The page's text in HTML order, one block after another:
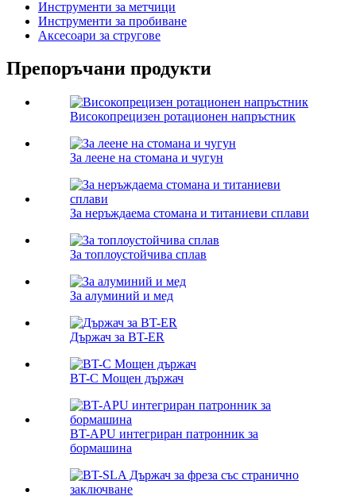
Инструменти за метчици
Инструменти за пробиване
Аксесоари за стругове
Препоръчани продукти
Високопрецизен ротационен напръстник
За леене на стомана и чугун
За неръждаема стомана и титаниеви сплави
За топлоустойчива сплав
За алуминий и мед
Държач за BT-ER
BT-C Мощен държач
BT-APU интегриран патронник за
бормашина